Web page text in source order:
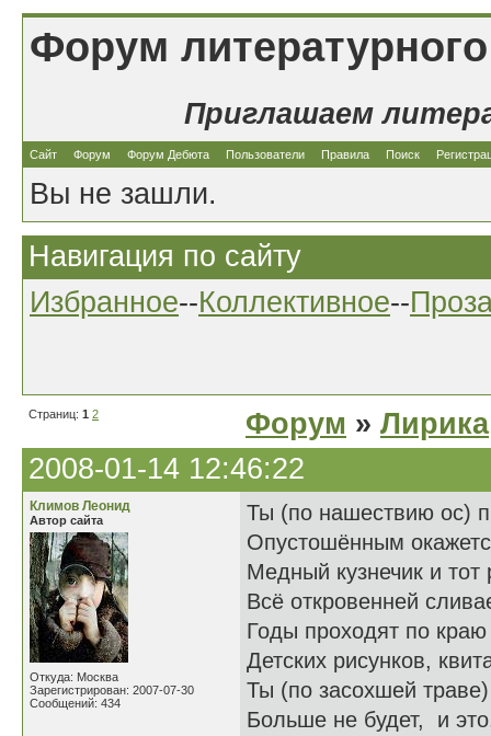
Форум
Приглашаем
Сайт Форум Форум Дебюта Пользователи Правила Поиск
Вы не зашли.
Навигация по сайту
Избранное--Коллективное--
Страниц: 1 2 Форум » Лирика
2008-01-14 12:46:22
Климов Леонид
Автор сайта
Откуда: Москва
Зарегистрирован: 2007-07-30
Сообщений: 434
Ты (по нашествию ос)
Опустошённым
Медный кузнечик и тот
Всё откровенней
Годы проходят по
Детских рисунков,
Ты (по засохшей
Больше не будет, и